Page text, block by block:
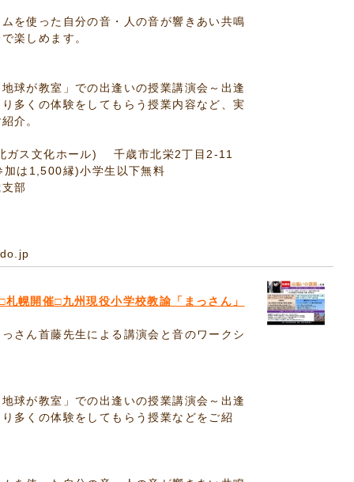
を使った自分の音・人の音が響きあい共鳴
楽しめます。
球が教室」での出逢いの授業講演会～出逢
多くの体験をしてもらう授業内容など、実
介。
ガス文化ホール) 千歳市北栄2丁目2-11
は1,500縁)小学生以下無料
部
札幌開催□九州現役小学校教諭「まっさん」
さん首藤先生による講演会と音のワークシ
球が教室」での出逢いの授業講演会～出逢
多くの体験をしてもらう授業などをご紹